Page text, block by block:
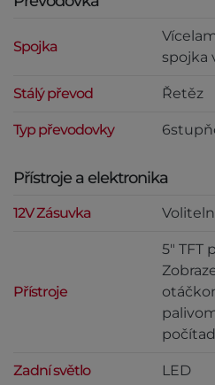
Spojka
spojka
Stálý převod Řetěz
Typ převodovky
Přístroje a elektronika
12V Zásuvka
Přístroje
5" TFT
Zadní světlo LED